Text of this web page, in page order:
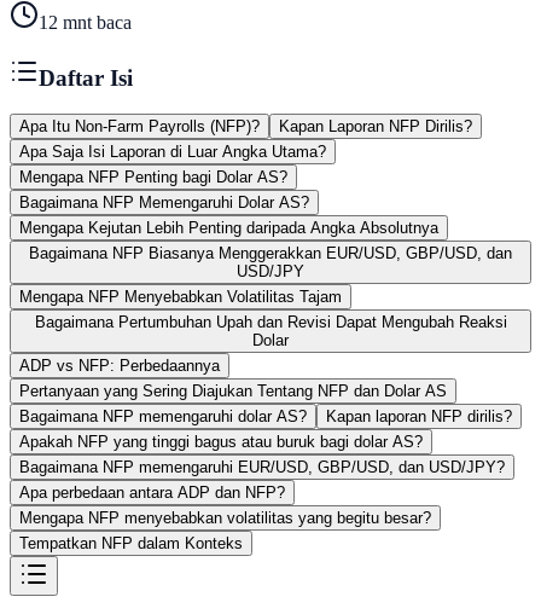
12 mnt baca
Daftar Isi
Apa Itu Non-Farm Payrolls (NFP)?
Kapan Laporan NFP Dirilis?
Apa Saja Isi Laporan di Luar Angka Utama?
Mengapa NFP Penting bagi Dolar AS?
Bagaimana NFP Memengaruhi Dolar AS?
Mengapa Kejutan Lebih Penting daripada Angka Absolutnya
Bagaimana NFP Biasanya Menggerakkan EUR/USD, GBP/USD, dan
USD/JPY
Mengapa NFP Menyebabkan Volatilitas Tajam
Bagaimana Pertumbuhan Upah dan Revisi Dapat Mengubah Reaksi
Dolar
ADP vs NFP: Perbedaannya
Pertanyaan yang Sering Diajukan Tentang NFP dan Dolar AS
Bagaimana NFP memengaruhi dolar AS?
Kapan laporan NFP dirilis?
Apakah NFP yang tinggi bagus atau buruk bagi dolar AS?
Bagaimana NFP memengaruhi EUR/USD, GBP/USD, dan USD/JPY?
Apa perbedaan antara ADP dan NFP?
Mengapa NFP menyebabkan volatilitas yang begitu besar?
Tempatkan NFP dalam Konteks